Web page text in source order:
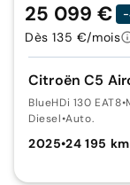
Citroën C5
BlueHDi 130 EAT8•
Diesel•Auto.
2025•24 195 km
25 099 € -
Dès 135 €/mois